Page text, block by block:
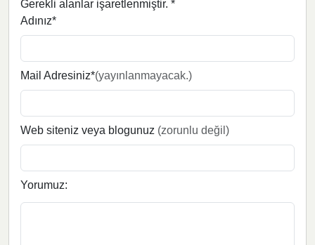
Gerekli alanlar işaretlenmiştir. *
Adınız*
Mail Adresiniz*(yayınlanmayacak.)
Web siteniz veya blogunuz (zorunlu değil)
Yorumuz: